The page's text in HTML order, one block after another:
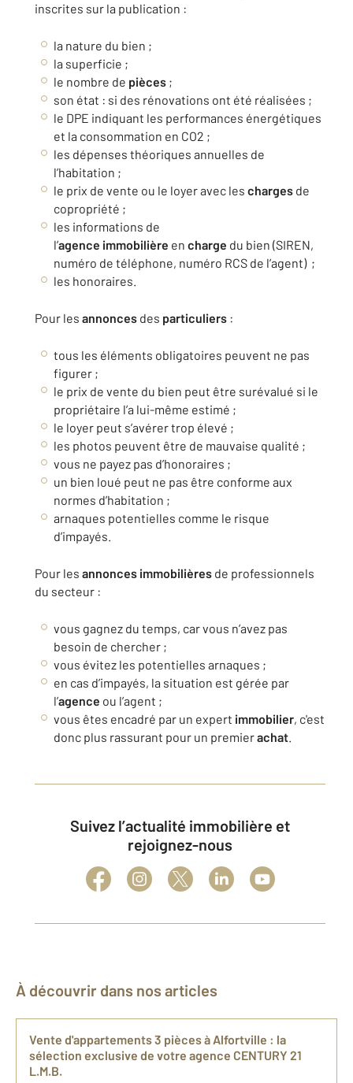
inscrites sur la publication :
la nature du bien ;
la superficie ;
le nombre de pièces ;
son état : si des rénovations ont été réalisées ;
le DPE indiquant les performances énergétiques
et la consommation en CO2 ;
les dépenses théoriques annuelles de
l’habitation ;
le prix de vente ou le loyer avec les charges de
copropriété ;
les informations de
l’agence immobilière en charge du bien (SIREN,
numéro de téléphone, numéro RCS de l’agent) ;
les honoraires.
Pour les annonces des particuliers :
tous les éléments obligatoires peuvent ne pas
figurer ;
le prix de vente du bien peut être surévalué si le
propriétaire l’a lui-même estimé ;
le loyer peut s’avérer trop élevé ;
les photos peuvent être de mauvaise qualité ;
vous ne payez pas d’honoraires ;
un bien loué peut ne pas être conforme aux
normes d’habitation ;
arnaques potentielles comme le risque
d’impayés.
Pour les annonces immobilières de professionnels
du secteur :
vous gagnez du temps, car vous n’avez pas
besoin de chercher ;
vous évitez les potentielles arnaques ;
en cas d’impayés, la situation est gérée par
l’agence ou l’agent ;
vous êtes encadré par un expert immobilier, c'est
donc plus rassurant pour un premierachat.
Suivez l’actualité immobilière et
rejoignez-nous
À découvrir dans nos articles
​Vente d'appartements 3 pièces ​à Alfortville​ : la
sélection exclusive de​ votre agence C​ENTURY 21
L.M.B.